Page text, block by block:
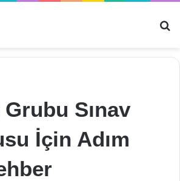
Sınav
İçin Adım